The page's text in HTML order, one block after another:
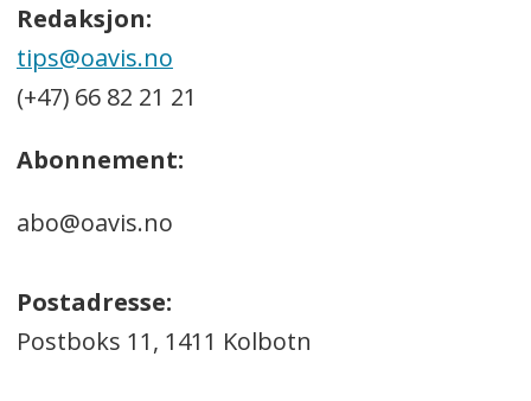
Redaksjon:
tips@oavis.no
(+47) 66 82 21 21
Abonnement:
abo@oavis.no
Postadresse:
Postboks 11, 1411 Kolbotn